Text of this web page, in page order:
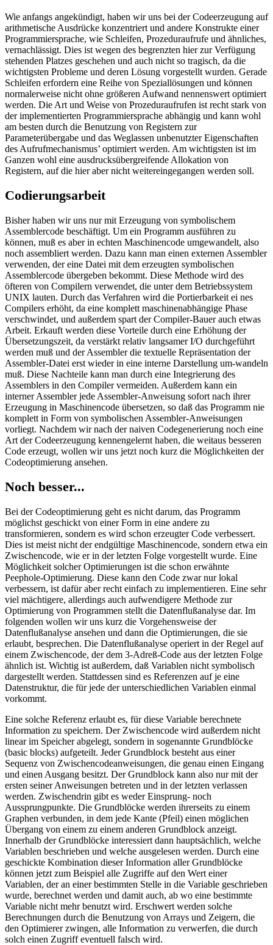
Wie anfangs angekündigt, haben wir uns bei der Codeerzeugung auf
arithmetische Ausdrücke konzentriert und andere Konstrukte einer
Programmiersprache, wie Schleifen, Prozeduraufrufe und ähnliches,
vernachlässigt. Dies ist wegen des begrenzten hier zur Verfügung
stehenden Platzes geschehen und auch nicht so tragisch, da die
wichtigsten Probleme und deren Lösung vorgestellt wurden. Gerade
Schleifen erfordern eine Reihe von Speziallösungen und können
normalerweise nicht ohne größeren Aufwand nennenswert optimiert
werden. Die Art und Weise von Prozeduraufrufen ist recht stark von
der implementierten Programmiersprache abhängig und kann wohl
am besten durch die Benutzung von Registern zur
Parameterübergabe und das Weglassen unbenutzter Eigenschaften
des Aufrufmechanismus’ optimiert werden. Am wichtigsten ist im
Ganzen wohl eine ausdrucksübergreifende Allokation von
Registern, auf die hier aber nicht weitereingegangen werden soll.
Codierungsarbeit
Bisher haben wir uns nur mit Erzeugung von symbolischem
Assemblercode beschäftigt. Um ein Programm ausführen zu
können, muß es aber in echten Maschinencode umgewandelt, also
noch assembliert werden. Dazu kann man einen externen Assembler
verwenden, der eine Datei mit dem erzeugten symbolischen
Assemblercode übergeben bekommt. Diese Methode wird des
öfteren von Compilern verwendet, die unter dem Betriebssystem
UNIX lauten. Durch das Verfahren wird die Portierbarkeit ei nes
Compilers erhöht, da eine komplett maschinenabhängige Phase
verschwindet, und außerdem spart der Compiler-Bauer auch etwas
Arbeit. Erkauft werden diese Vorteile durch eine Erhöhung der
Übersetzungszeit, da verstärkt relativ langsamer I/O durchgeführt
werden muß und der Assembler die textuelle Repräsentation der
Assembler-Datei erst wieder in eine interne Darstellung um-wandeln
muß. Diese Nachteile kann man durch eine Integrierung des
Assemblers in den Compiler vermeiden. Außerdem kann ein
interner Assembler jede Assembler-Anweisung sofort nach ihrer
Erzeugung in Maschinencode übersetzen, so daß das Programm nie
komplett in Form von symbolischen Assembler-Anweisungen
vorliegt. Nachdem wir nach der naiven Codegenerierung noch eine
Art der Codeerzeugung kennengelernt haben, die weitaus besseren
Code erzeugt, wollen wir uns jetzt noch kurz die Möglichkeiten der
Codeoptimierung ansehen.
Noch besser...
Bei der Codeoptimierung geht es nicht darum, das Programm
möglichst geschickt von einer Form in eine andere zu
transformieren, sondern es wird schon erzeugter Code verbessert.
Dies ist meist nicht der endgültige Maschinencode, sondern etwa ein
Zwischencode, wie er in der letzten Folge vorgestellt wurde. Eine
Möglichkeit solcher Optimierungen ist die schon erwähnte
Peephole-Optimierung. Diese kann den Code zwar nur lokal
verbessern, ist dafür aber recht einfach zu implementieren. Eine sehr
viel mächtigere, allerdings auch aufwendigere Methode zur
Optimierung von Programmen stellt die Datenflußanalyse dar. Im
folgenden wollen wir uns kurz die Vorgehensweise der
Datenflußanalyse ansehen und dann die Optimierungen, die sie
erlaubt, besprechen. Die Datenflußanalyse operiert in der Regel auf
einem Zwischencode, der dem 3-Adreß-Code aus der letzten Folge
ähnlich ist. Wichtig ist außerdem, daß Variablen nicht symbolisch
dargestellt werden. Stattdessen sind es Referenzen auf je eine
Datenstruktur, die für jede der unterschiedlichen Variablen einmal
vorkommt.
Eine solche Referenz erlaubt es, für diese Variable berechnete
Information zu speichern. Der Zwischencode wird außerdem nicht
linear im Speicher abgelegt, sondern in sogenannte Grundblöcke
(basic blocks) aufgeteilt. Jeder Grundblock besteht aus einer
Sequenz von Zwischencodeanweisungen, die genau einen Eingang
und einen Ausgang besitzt. Der Grundblock kann also nur mit der
ersten seiner Anweisungen betreten und in der letzten verlassen
werden. Zwischendrin gibt es weder Einsprung- noch
Aussprungpunkte. Die Grundblöcke werden ihrerseits zu einem
Graphen verbunden, in dem jede Kante (Pfeil) einen möglichen
Übergang von einem zu einem anderen Grundblock anzeigt.
Innerhalb der Grundblöcke interessiert dann hauptsächlich, welche
Variablen beschrieben und welche ausgelesen werden. Durch eine
geschickte Kombination dieser Information aller Grundblöcke
können jetzt zum Beispiel alle Zugriffe auf den Wert einer
Variablen, der an einer bestimmten Stelle in die Variable geschrieben
wurde, berechnet werden und damit auch, ab wo eine bestimmte
Variable nicht mehr benutzt wird. Erschwert werden solche
Berechnungen durch die Benutzung von Arrays und Zeigern, die
den Optimierer zwingen, alle Information zu verwerfen, die durch
solch einen Zugriff eventuell falsch wird.